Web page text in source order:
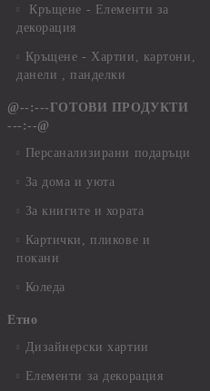
Кръщене - Елементи за
декорация
Кръщене - Хартии, картони,
данели , панделки
@--:---ГОТОВИ ПРОДУКТИ
---:--@
Персанализирани подаръци
За дома и уюта
За книгите и хората
Картички, пликове и
покани
Коледа
Етно
Дизайнерски хартии
Елементи за декорация